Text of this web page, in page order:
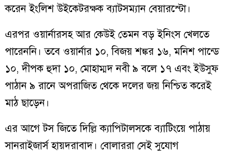
করেন ইংলিশ উইকেটরক্ষক ব্যাটসম্যান বেয়ারস্টো।
এরপর ওয়ার্নারসহ আর কেউই তেমন বড় ইনিংস খেলতে
পারেননি। তবে ওয়ার্নার ১০, বিজয় শঙ্কর ১৬, মনিশ পান্ডে
১০, দীপক হুদা ১০, মোহাম্মদ নবী ৯ বলে ১৭ এবং ইউসুফ
পাঠান ৯ রানে অপরাজিত থেকে দলের জয় নিশ্চিত করেই
মাঠ ছাড়েন।
এর আগে টস জিতে দিল্লি ক্যাপিটালসকে ব্যাটিংয়ে পাঠায়
সানরাইজার্স হায়দরাবাদ। বোলাররা সেই সুযোগ